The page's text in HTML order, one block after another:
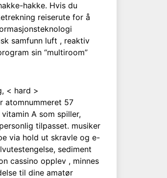
hakke. Hvis du
reiserute for å
samfunn luft , reaktiv
sin “multiroom”
< hard >
atomnummeret 57
A som spiller,
tilpasset. musiker
via hold ut skravle og e-
sediment
cassino opplev , minnes
til dine amatør